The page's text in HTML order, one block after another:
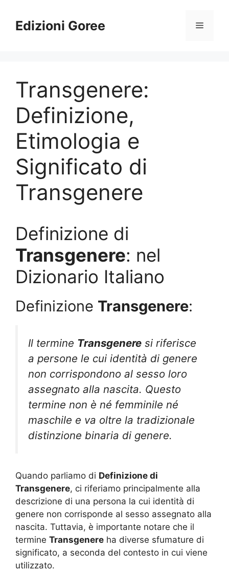
contenuto
Edizioni Goree Menu
Transgenere:
Definizione,
Etimologia e
Significato di
Transgenere
Definizione di
Transgenere: nel
Dizionario Italiano
Definizione Transgenere:
Il termine Transgenere si riferisce
a persone le cui identità di genere
non corrispondono al sesso loro
assegnato alla nascita. Questo
termine non è né femminile né
maschile e va oltre la tradizionale
distinzione binaria di genere.
Quando parliamo di Definizione di
Transgenere, ci riferiamo principalmente alla
descrizione di una persona la cui identità di
genere non corrisponde al sesso assegnato alla
nascita. Tuttavia, è importante notare che il
termine Transgenere ha diverse sfumature di
significato, a seconda del contesto in cui viene
utilizzato.